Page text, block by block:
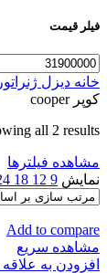
فیلر قیمت
حداقل
قیمت
خانه دیزل
کوپر cooper
all 2 results
مشاهده فیلترها
نمایش 9
12
18
Add to compare
مشاهده سریع
افزودن به